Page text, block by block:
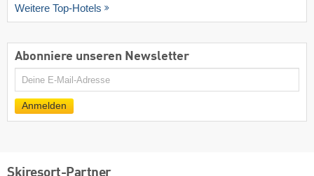
Weitere Top-Hotels
Abonniere unseren Newsletter
E-
Anmelden